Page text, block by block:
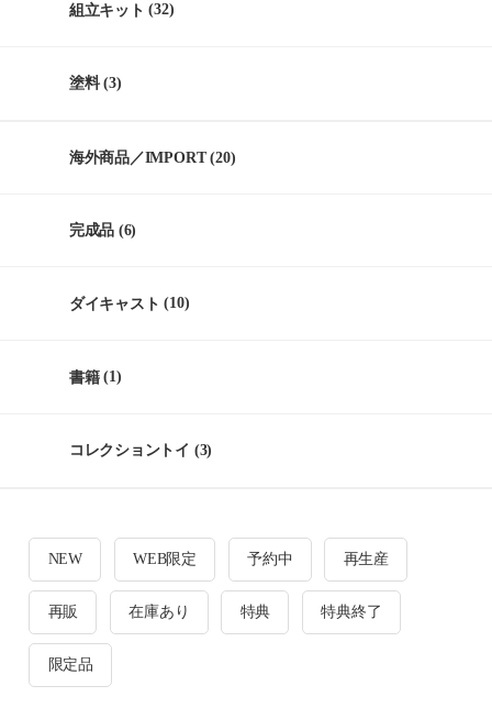
組立キット (32)
塗料(3)
海外商品／IMPORT(20)
完成品 (6)
ダイキャスト (10)
書籍(1)
コレクショントイ (3)
NEW WEB限定 予約中 再生産
再販 在庫あり 特典 特典終了
限定品